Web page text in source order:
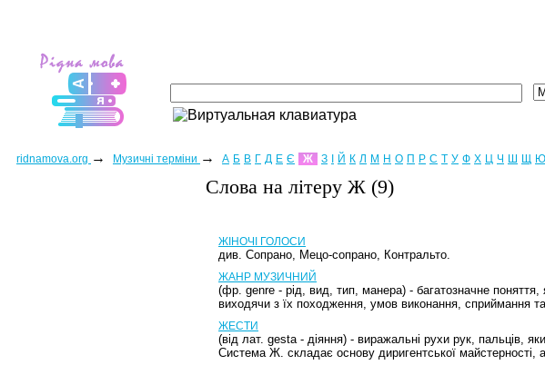
ridnamova.org → Музичні терміни → А Б В Г Д Е Є Ж З Й К Л М Н О П Р С Т У Ф Х Ц Ч Ш Щ Ю
Слова на лiтеру Ж (9)
ЖІНОЧІ ГОЛОСИ
див. Сопрано, Мецо-сопрано, Контральто.
ЖАНР МУЗИЧНИЙ
(фр. genre - рід, вид, тип, манера) - багатозначне поняття,
виходячи з їх походження, умов виконання, сприймання
ЖЕСТИ
(від лат. gesta - діяння) - виражальні рухи рук, пальців,
Система Ж. складає основу диригентської майстерності,